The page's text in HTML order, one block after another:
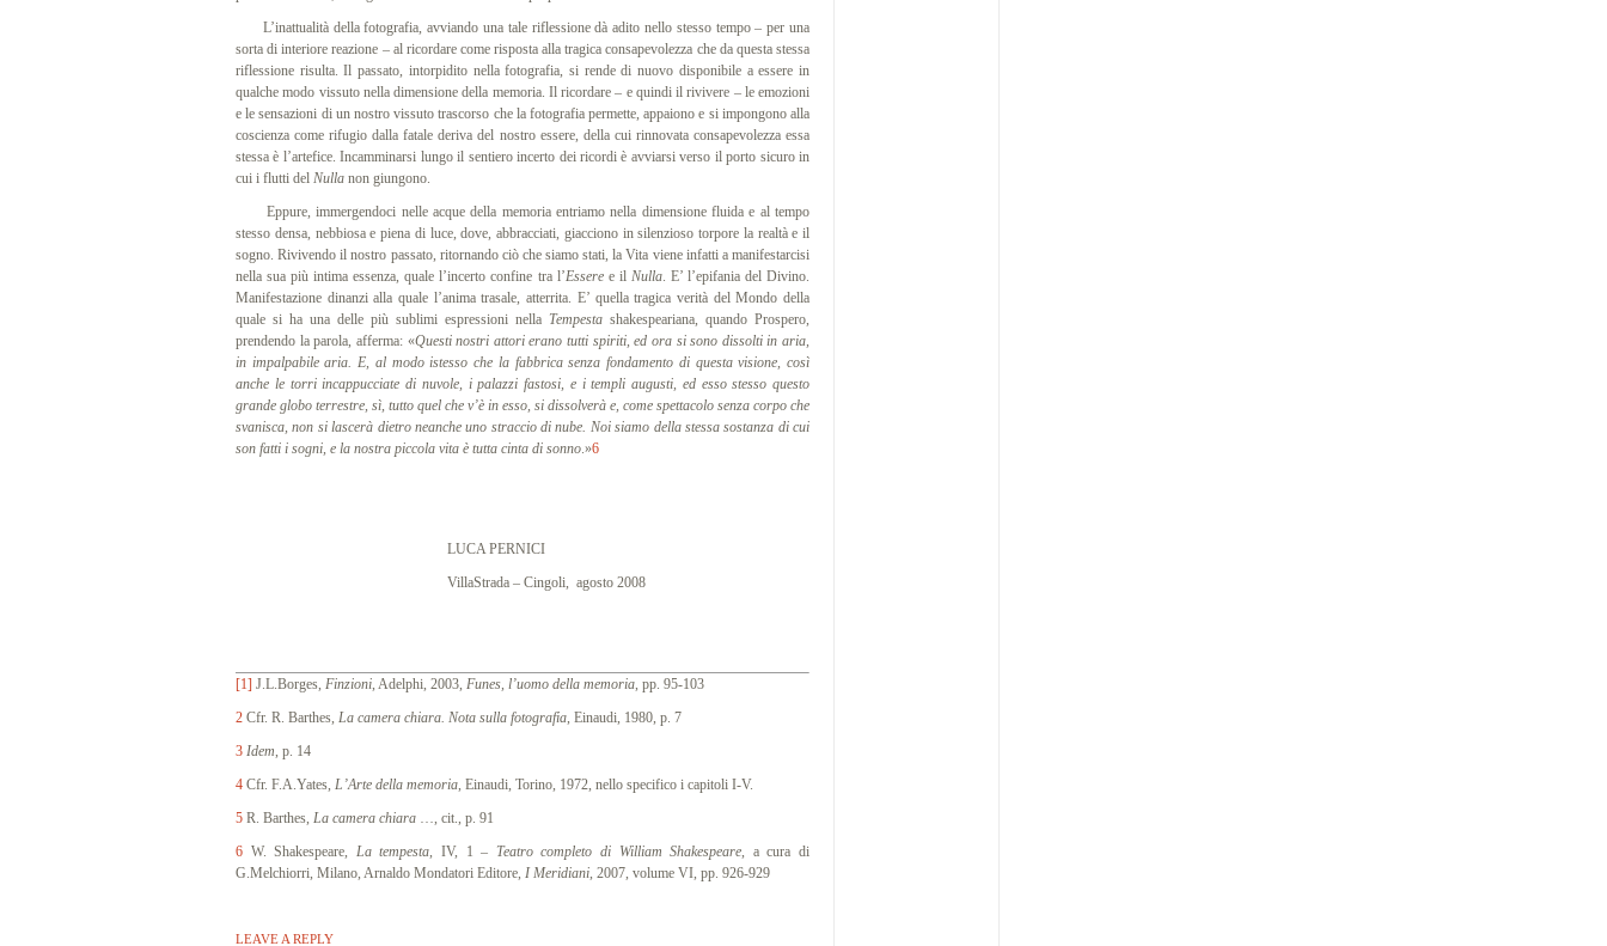
L’inattualità della fotografia, avviando una tale riflessione dà adito nello stesso tempo – per una
sorta di interiore reazione – al ricordare come risposta alla tragica consapevolezza che da questa stessa
riflessione risulta. Il passato, intorpidito nella fotografia, si rende di nuovo disponibile a essere in
qualche modo vissuto nella dimensione della memoria. Il ricordare – e quindi il rivivere – le emozioni
e le sensazioni di un nostro vissuto trascorso che la fotografia permette, appaiono e si impongono alla
coscienza come rifugio dalla fatale deriva del nostro essere, della cui rinnovata consapevolezza essa
stessa è l’artefice. Incamminarsi lungo il sentiero incerto dei ricordi è avviarsi verso il porto sicuro in
cui i flutti del Nulla non giungono.
Eppure, immergendoci nelle acque della memoria entriamo nella dimensione fluida e al tempo
stesso densa, nebbiosa e piena di luce, dove, abbracciati, giacciono in silenzioso torpore la realtà e il
sogno. Rivivendo il nostro passato, ritornando ciò che siamo stati, la Vita viene infatti a manifestarcisi
nella sua più intima essenza, quale l’incerto confine tra l’Esseree il Nulla. E’ l’epifania del Divino.
Manifestazione dinanzi alla quale l’anima trasale, atterrita. E’ quella tragica verità del Mondo della
quale si ha una delle più sublimi espressioni nella Tempesta shakespeariana, quando Prospero,
prendendo la parola, afferma: «Questi nostri attori erano tutti spiriti, ed ora si sono dissolti in aria,
in impalpabile aria. E, al modo istesso che la fabbrica senza fondamento di questa visione, così
anche le torri incappucciate di nuvole, i palazzi fastosi, e i templi augusti, ed esso stesso questo
grande globo terrestre, sì, tutto quel che v’è in esso, si dissolverà e, come spettacolo senza corpo che
svanisca, non si lascerà dietro neanche uno straccio di nube. Noi siamo della stessa sostanza di cui
son fatti i sogni, e la nostra piccola vita è tutta cinta di sonno.»6
LUCA PERNICI
VillaStrada – Cingoli, agosto 2008
[1] J.L.Borges, Finzioni, Adelphi, 2003, Funes, l’uomo della memoria, pp. 95-103
2 Cfr. R. Barthes, La camera chiara. Nota sulla fotografia, Einaudi, 1980, p. 7
3 Idem, p. 14
4 Cfr. F.A.Yates, L’Arte della memoria, Einaudi, Torino, 1972, nello specifico i capitoli I-V.
5 R. Barthes, La camera chiara …, cit., p. 91
6 W. Shakespeare, La tempesta, IV, 1 – Teatro completo di William Shakespeare, a cura di
G.Melchiorri, Milano, Arnaldo Mondatori Editore, I Meridiani, 2007, volume VI, pp. 926-929
LEAVE A REPLY